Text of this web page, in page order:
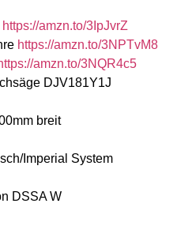
https://amzn.to/3IpJvrZ
https://amzn.to/3NPTvM8
amzn.to/3NQR4c5
DJV181Y1J
breit
Imperial System
DSSA W